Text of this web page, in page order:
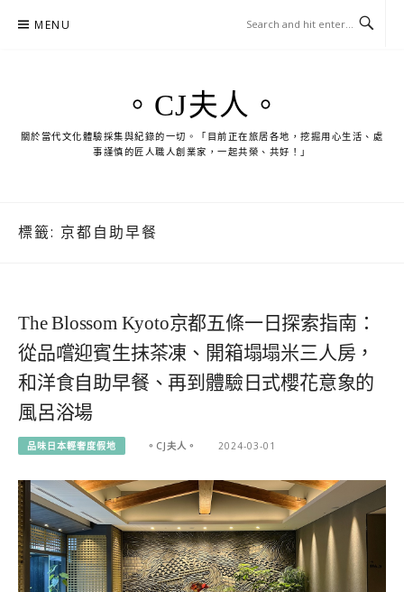
MENU
。CJ夫人。
關於當代文化體驗採集與紀錄的一切。「目前正在旅居各地，挖掘用心生活、處
事謹慎的匠人職人創業家，一起共榮、共好！」
標籤: 京都自助早餐
The Blossom Kyoto京都五條一日探索指南：
從品嚐迎賓生抹茶凍、開箱塌塌米三人房，
和洋食自助早餐、再到體驗日式櫻花意象的
風呂浴場
品味日本輕奢度假地 。CJ夫人。 2024-03-01